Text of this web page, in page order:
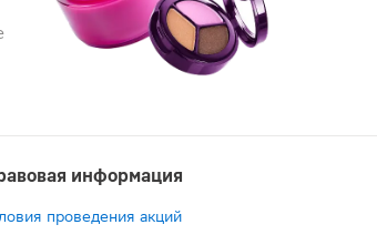
информация
проведения акций